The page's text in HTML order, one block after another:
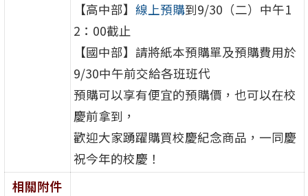
【高中部】 線上預購到9/30（二）中午1
2：00截止
【國中部】請將紙本預購單及預購費用於
9/30中午前交給各班班代
預購可以享有便宜的預購價，也可以在校
慶前拿到，
歡迎大家踴躍購買校慶紀念商品，一同慶
祝今年的校慶！
相關附件